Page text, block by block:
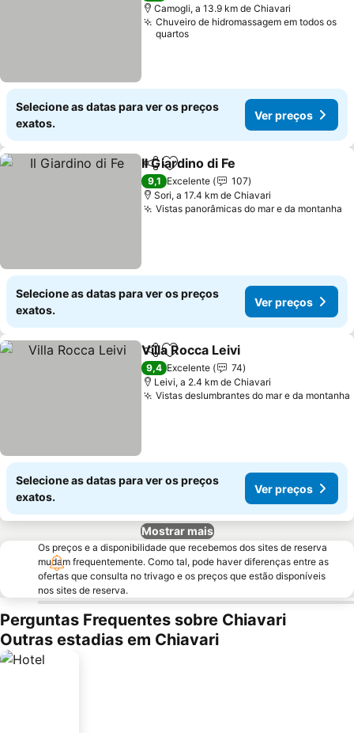
Camogli, a 13.9 km de Chiavari
Chuveiro de hidromassagem em todos os
quartos
Selecione as datas para ver os preços
exatos.
Ver preços
PartilharAdicionar aos favoritos
Il Giardino di Fe
9,1 Excelente
107
Sori, a 17.4 km de Chiavari
Vistas panorâmicas do mar e da montanha
Selecione as datas para ver os preços
exatos.
Ver preços
PartilharAdicionar aos favoritos
Villa Rocca Leivi
9,4 Excelente
74
Leivi, a 2.4 km de Chiavari
Vistas deslumbrantes do mar e da montanha
Selecione as datas para ver os preços
exatos.
Ver preços
Mostrar mais
Os preços e a disponibilidade que recebemos dos sites de reserva
mudam frequentemente. Como tal, pode haver diferenças entre as
ofertas que consulta no trivago e os preços que estão disponíveis
nos sites de reserva.
Perguntas Frequentes sobre Chiavari
Outras estadias em Chiavari